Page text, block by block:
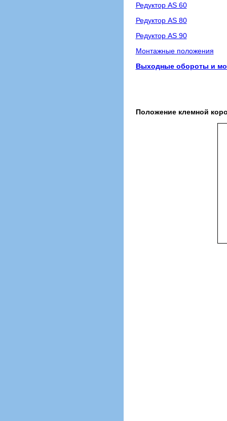
Редуктор AS 60
Редуктор AS 80
Редуктор AS 90
Монтажные положения
Выходные обороты и
Положение клемной